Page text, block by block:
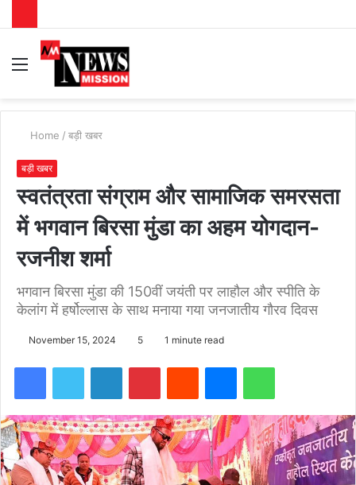
Menu
Home / बड़ी खबर
बड़ी खबर
स्वतंत्रता संग्राम और सामाजिक समरसता
में भगवान बिरसा मुंडा का अहम योगदान-
रजनीश शर्मा
भगवान बिरसा मुंडा की 150वीं जयंती पर लाहौल और स्पीति के
केलांग में हर्षोल्लास के साथ मनाया गया जनजातीय गौरव दिवस
November 15, 2024 5 1 minute read